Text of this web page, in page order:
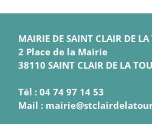
MAIRIE DE SAINT CLAIR DE LA
2 Place de la Mairie
38110 SAINT CLAIR DE LA
Tél : 04 74 97 14 53
Mail :